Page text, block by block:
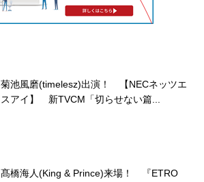
菊池風磨(timelesz)出演！ 【NECネッツエ
スアイ】 新TVCM「切らせない篇...
髙橋海人(King & Prince)来場！ 『ETRO